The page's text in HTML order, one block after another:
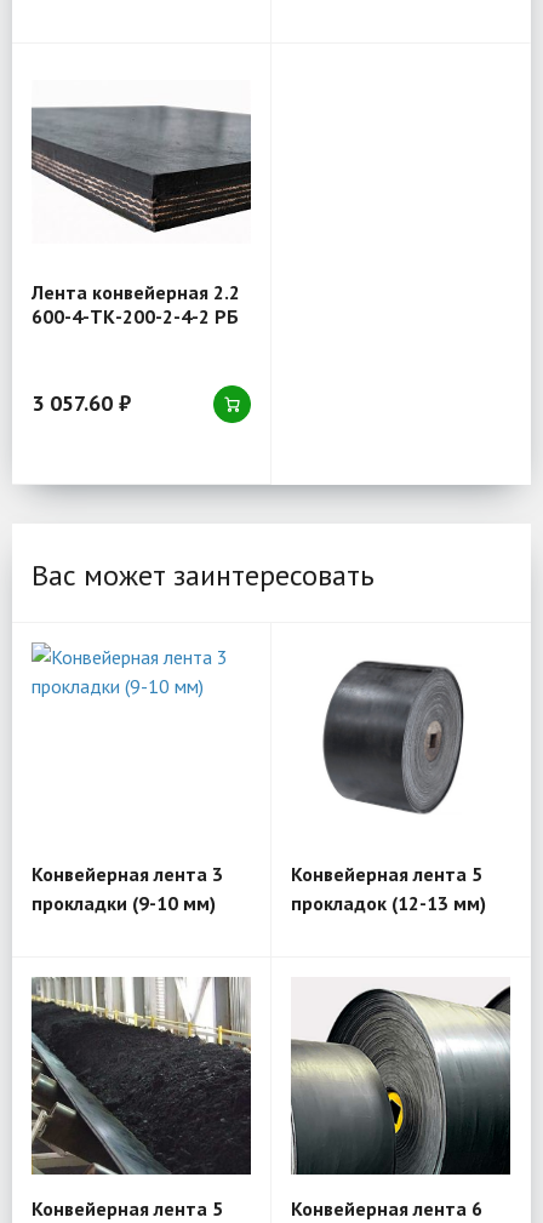
Лента конвейерная 2.2
600-4-ТК-200-2-4-2 РБ
3 057.60 ₽
Вас может заинтересовать
Конвейерная лента 3
прокладки (9-10 мм)
Конвейерная лента 5
прокладок (12-13 мм)
Конвейерная лента 5
Конвейерная лента 6